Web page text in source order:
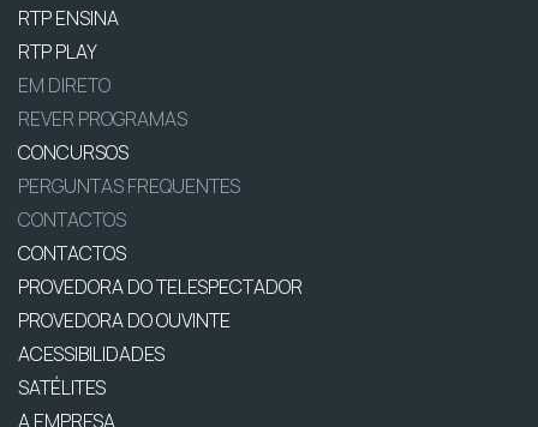
RTP ENSINA
RTP PLAY
EM DIRETO
REVER PROGRAMAS
CONCURSOS
PERGUNTAS FREQUENTES
CONTACTOS
CONTACTOS
PROVEDORA DO TELESPECTADOR
PROVEDORA DO OUVINTE
ACESSIBILIDADES
SATÉLITES
A EMPRESA